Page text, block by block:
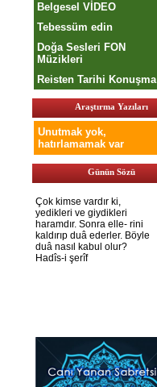
Belgesel VİDEO
Tebessüm edin
Doğa Sesleri FON
Müzikleri
Reisten Tarihi Konuşma
Araştırma Yazıları
Unutmak yok,
hatırlamamak var
Günün Sözü